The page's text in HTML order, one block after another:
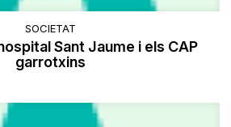
SOCIETAT
Sant Jaume i els CAP
garrotxins